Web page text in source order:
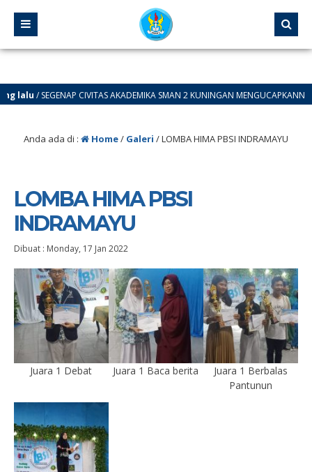
lalu/ SEGENAP CIVITAS AKADEMIKA SMAN 2 KUNINGAN MENGUCAPKANN
Anda ada di : Home/ Galeri /LOMBA HIMA PBSI INDRAMAYU
LOMBA HIMA PBSI
INDRAMAYU
Dibuat : Monday, 17 Jan 2022
Juara 1 Debat Juara 1 Baca berita
Juara 1 Berbalas
Pantunun